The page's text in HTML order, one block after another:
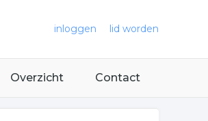
inloggen lid worden
Overzicht Contact